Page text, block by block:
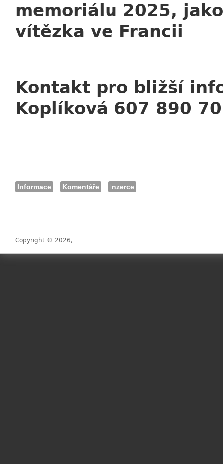
memoriálu 2025,
vítězka ve Francii
Kontakt pro bližší
Koplíková 607 890
Informace Komentáře Inzerce
Copyright © 2026,